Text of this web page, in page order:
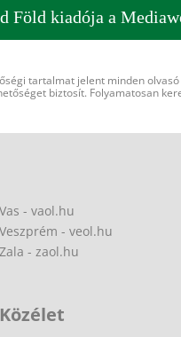
Föld kiadója a
tartalmat jelent minden
biztosít. Folyamatosan
Vas - vaol.hu
Veszprém - veol.hu
Zala - zaol.hu
Közélet